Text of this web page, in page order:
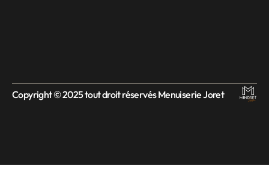
Copyright © 2025 tout droit réservés Menuiserie Joret